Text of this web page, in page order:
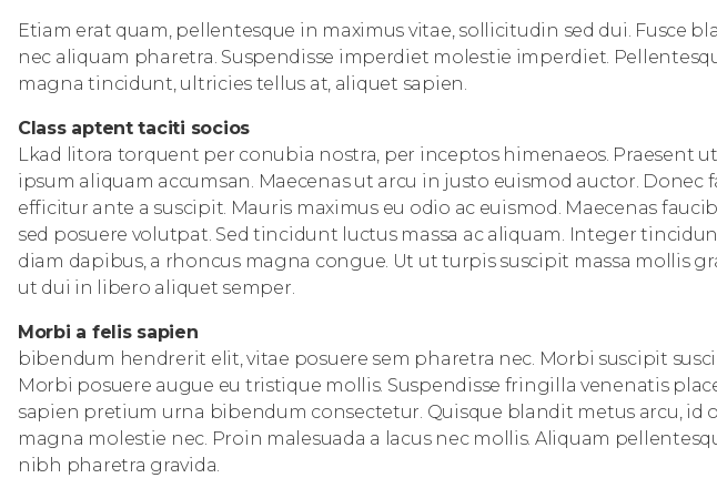
Etiam erat quam, pellentesque in maximus vitae, sollicitudin sed dui. Fusce
nec aliquam pharetra. Suspendisse imperdiet molestie imperdiet.
magna tincidunt, ultricies tellus at, aliquet sapien.
Class aptent taciti socios
Lkad litora torquent per conubia nostra, per inceptos himenaeos. Praesent
ipsum aliquam accumsan. Maecenas ut arcu in justo euismod auctor. Donec
efficitur ante a suscipit. Mauris maximus eu odio ac euismod. Maecenas
sed posuere volutpat. Sed tincidunt luctus massa ac aliquam. Integer
diam dapibus, a rhoncus magna congue. Ut ut turpis suscipit massa mollis
ut dui in libero aliquet semper.
Morbi a felis sapien
bibendum hendrerit elit, vitae posuere sem pharetra nec. Morbi suscipit
Morbi posuere augue eu tristique mollis. Suspendisse fringilla venenatis
sapien pretium urna bibendum consectetur. Quisque blandit metus arcu, id
magna molestie nec. Proin malesuada a lacus nec mollis. Aliquam
nibh pharetra gravida.